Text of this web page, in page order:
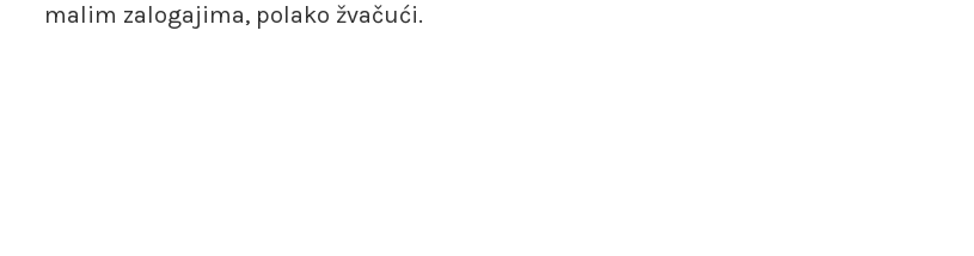
malim zalogajima, polako žvačući.